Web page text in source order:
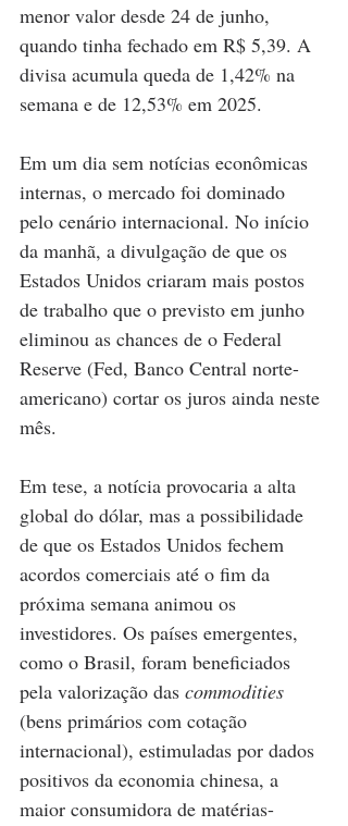
menor valor desde 24 de junho,
quando tinha fechado em R$ 5,39. A
divisa acumula queda de 1,42% na
semana e de 12,53% em 2025.
Em um dia sem notícias econômicas
internas, o mercado foi dominado
pelo cenário internacional. No início
da manhã, a divulgação de que os
Estados Unidos criaram mais postos
de trabalho que o previsto em junho
eliminou as chances de o Federal
Reserve (Fed, Banco Central norte-
americano) cortar os juros ainda neste
mês.
Em tese, a notícia provocaria a alta
global do dólar, mas a possibilidade
de que os Estados Unidos fechem
acordos comerciais até o fim da
próxima semana animou os
investidores. Os países emergentes,
como o Brasil, foram beneficiados
pela valorização das commodities
(bens primários com cotação
internacional), estimuladas por dados
positivos da economia chinesa, a
maior consumidora de matérias-